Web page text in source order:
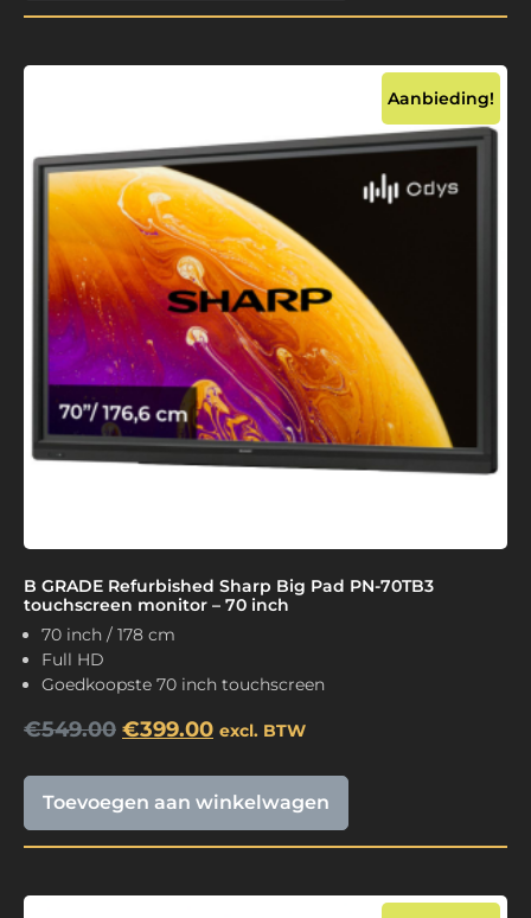
Aanbieding!
B GRADE Refurbished Sharp Big Pad PN-70TB3
touchscreen monitor – 70 inch
70 inch / 178 cm
Full HD
Goedkoopste 70 inch touchscreen
€549.00 €399.00 excl. BTW
Toevoegen aan winkelwagen